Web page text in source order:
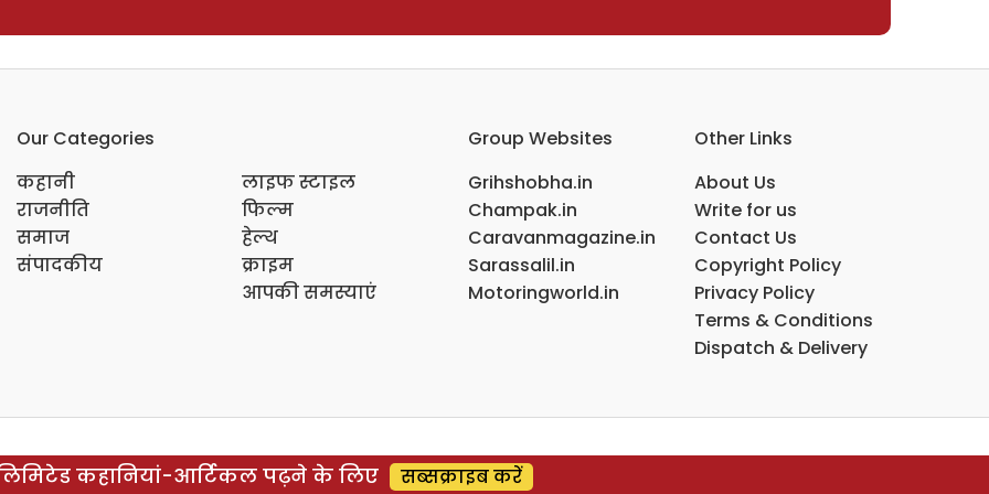
Our Categories
कहानी
राजनीति
समाज
संपादकीय
लाइफ स्टाइल
फिल्म
हेल्थ
क्राइम
आपकी समस्याएं
Group Websites
Grihshobha.in
Champak.in
Caravanmagazine.in
Sarassalil.in
Motoringworld.in
Other Links
About Us
Write for us
Contact Us
Copyright Policy
Privacy Policy
Terms & Conditions
Dispatch & Delivery
कहानियां-आर्टिकल पढ़ने के लिए सब्सक्राइब करें